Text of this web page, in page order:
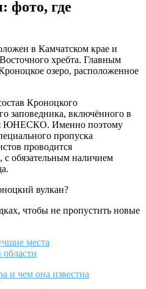
фото, где
в Камчатском крае и
хребта. Главным
озеро, расположенное
Кроноцкого
заповедника, включённого в
ЮНЕСКО. Именно поэтому
пропуска
проводится
обязательным наличием
вулкан?
чтобы не пропустить новые
места
и чем она известна